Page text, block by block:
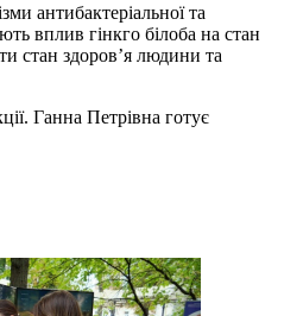
антибактеріальної та
вплив гінкго білоба на стан
стан здоров’я людини та
Ганна Петрівна готує